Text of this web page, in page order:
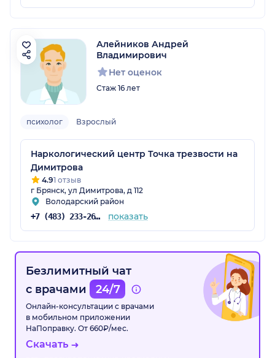
Алейников Андрей
Владимирович
Нет оценок
Стаж 16 лет
психолог Взрослый
Наркологический центр Точка трезвости на
Димитрова
4.91 отзыв
г Брянск, ул Димитрова, д 112
Володарский район
+7 (483) 233-26-78 показать
Безлимитный чат
с врачами
24/7
Онлайн-консультации с врачами
в мобильном приложении
НаПоправку. От 660₽/мес.
Скачать